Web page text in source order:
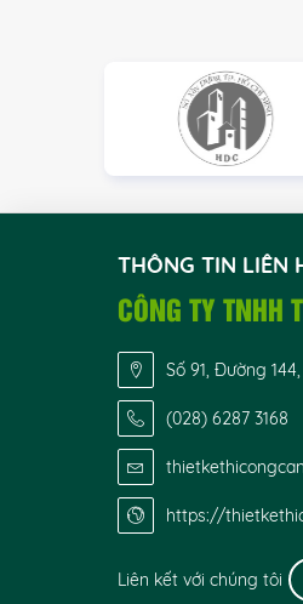
THÔNG TIN LIÊN
CÔNG TY TNHH
Số 91, Đường
(028) 6287 3168
https://
Liên kết với chúng tôi